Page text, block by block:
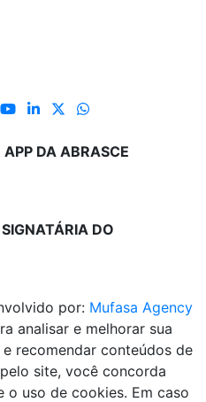
DA ABRASCE
DO
por: Mufasa Agency
analisar e melhorar sua
recomendar conteúdos de
site, você concorda
uso de cookies. Em caso